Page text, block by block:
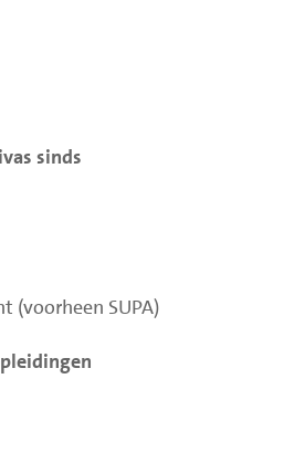
sinds
(voorheen SUPA)